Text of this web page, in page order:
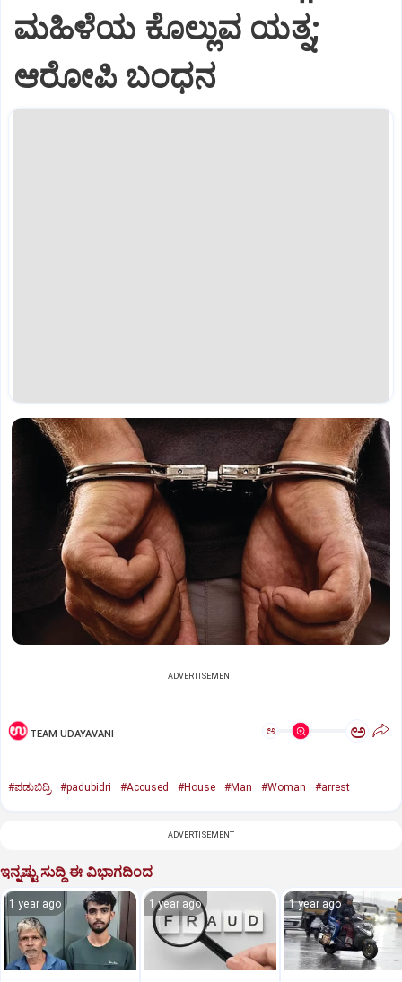
ಮಹಿಳೆಯ ಕೊಲ್ಲುವ ಯತ್ನ;
ಆರೋಪಿ ಬಂಧನ
ADVERTISEMENT
TEAM UDAYAVANI ಅ ಅ
#ಪಡುಬಿದ್ರಿ #padubidri #Accused #House #Man #Woman #arrest
ADVERTISEMENT
ಇನ್ನಷ್ಟು ಸುದ್ದಿ ಈ ವಿಭಾಗದಿಂದ
1 year ago 1 year ago 1 year ago